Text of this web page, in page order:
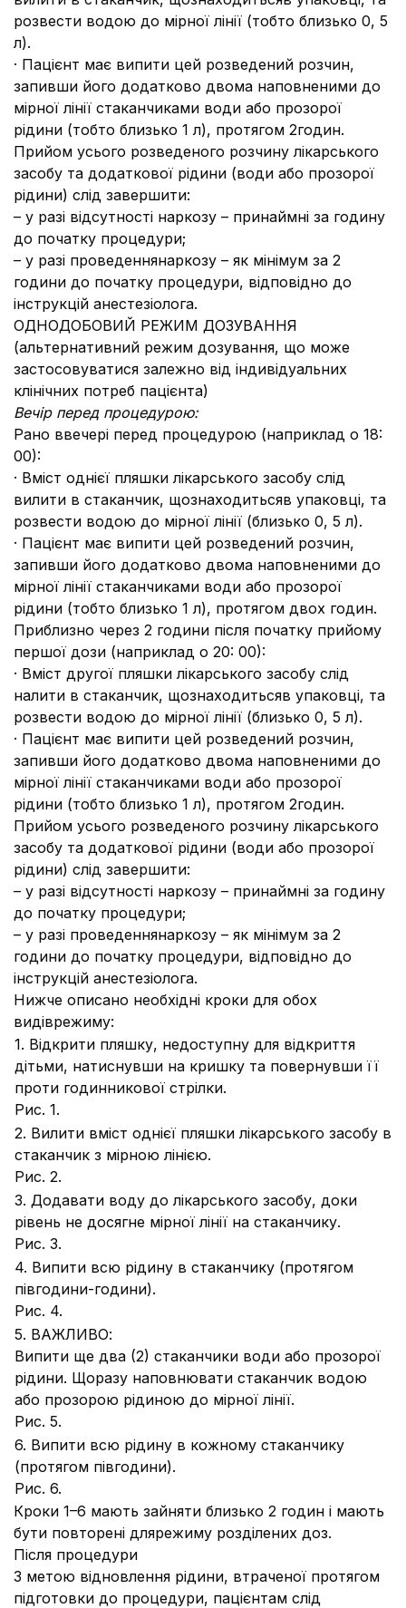
розвести водою до мірної лінії (тобто близько 0, 5
л).
· Пацієнт має випити цей розведений розчин,
запивши його додатково двома наповненими до
мірної лінії стаканчиками води або прозорої
рідини (тобто близько 1 л), протягом 2годин.
Прийом усього розведеного розчину лікарського
засобу та додаткової рідини (води або прозорої
рідини) слід завершити:
– у разі відсутності наркозу – принаймні за годину
до початку процедури;
– у разі проведеннянаркозу – як мінімум за 2
години до початку процедури, відповідно до
інструкцій анестезіолога.
ОДНОДОБОВИЙ РЕЖИМ ДОЗУВАННЯ
(альтернативний режим дозування, що може
застосовуватися залежно від індивідуальних
клінічних потреб пацієнта)
Вечір перед процедурою:
Рано ввечері перед процедурою (наприклад о 18:
00):
· Вміст однієї пляшки лікарського засобу слід
вилити в стаканчик, щознаходитьсяв упаковці, та
розвести водою до мірної лінії (близько 0, 5 л).
· Пацієнт має випити цей розведений розчин,
запивши його додатково двома наповненими до
мірної лінії стаканчиками води або прозорої
рідини (тобто близько 1 л), протягом двох годин.
Приблизно через 2 години після початку прийому
першої дози (наприклад о 20: 00):
· Вміст другої пляшки лікарського засобу слід
налити в стаканчик, щознаходитьсяв упаковці, та
розвести водою до мірної лінії (близько 0, 5 л).
· Пацієнт має випити цей розведений розчин,
запивши його додатково двома наповненими до
мірної лінії стаканчиками води або прозорої
рідини (тобто близько 1 л), протягом 2годин.
Прийом усього розведеного розчину лікарського
засобу та додаткової рідини (води або прозорої
рідини) слід завершити:
– у разі відсутності наркозу – принаймні за годину
до початку процедури;
– у разі проведеннянаркозу – як мінімум за 2
години до початку процедури, відповідно до
інструкцій анестезіолога.
Нижче описано необхідні кроки для обох
видіврежиму:
1. Відкрити пляшку, недоступну для відкриття
дітьми, натиснувши на кришку та повернувши її
проти годинникової стрілки.
Рис. 1.
2. Вилити вміст однієї пляшки лікарського засобу в
стаканчик з мірною лінією.
Рис. 2.
3. Додавати воду до лікарського засобу, доки
рівень не досягне мірної лінії на стаканчику.
Рис. 3.
4. Випити всю рідину в стаканчику (протягом
півгодини-години).
Рис. 4.
5. ВАЖЛИВО:
Випити ще два (2) стаканчики води або прозорої
рідини. Щоразу наповнювати стаканчик водою
або прозорою рідиною до мірної лінії.
Рис. 5.
6. Випити всю рідину в кожному стаканчику
(протягом півгодини).
Рис. 6.
Кроки 1–6 мають зайняти близько 2 годин і мають
бути повторені длярежиму розділених доз.
Після процедури
З метою відновлення рідини, втраченої протягом
підготовки до процедури, пацієнтам слід